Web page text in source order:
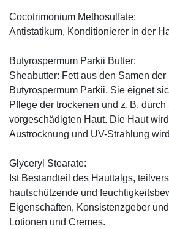
Cocotrimonium Methosulfate:
Antistatikum, Konditionierer in der
Butyrospermum Parkii Butter:
Sheabutter: Fett aus den Samen der
Butyrospermum Parkii. Sie eignet
Pflege der trockenen und z. B.
vorgeschädigten Haut. Die Haut
Austrocknung und UV-Strahlung
Glyceryl Stearate:
Ist Bestandteil des Hauttalgs,
hautschützende und
Eigenschaften, Konsistenzgeber
Lotionen und Cremes.